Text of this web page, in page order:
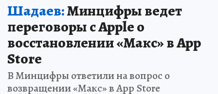
Шадаев:Минцифры ведет
переговоры с Apple о
восстановлении «Макс» в App
Store
В Минцифры ответили на вопрос о
возвращении «Макс» в App Store